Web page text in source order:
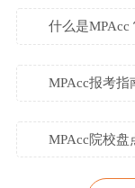
什么是MPAcc
MPAcc报考指
MPAcc院校盘